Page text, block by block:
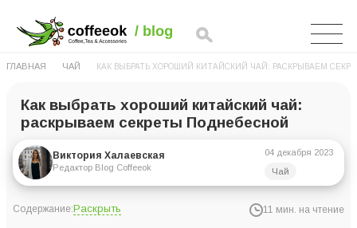
ГЛАВНАЯ ЧАЙ КАК ВЫБРАТЬ ХОРОШИЙ КИТАЙСКИЙ ЧАЙ: РАСКРЫВАЕМ
Как выбрать хороший китайский чай:
раскрываем секреты Поднебесной
Виктория Халаевская
Редактор Blog Coffeeok
04 декабря 2023
Чай
Содержание:Раскрыть 11 мин. на чтение